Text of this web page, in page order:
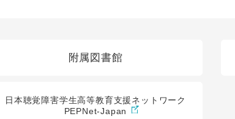
附属図書館
日本聴覚障害学生高等教育支援ネットワーク
PEPNet-Japan